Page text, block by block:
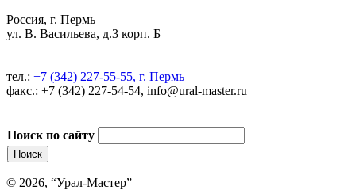
Россия, г. Пермь
ул. В. Васильева, д.3 корп. Б
тел.: +7 (342) 227-55-55, г. Пермь
факс.: +7 (342) 227-54-54, info@ural-master.ru
Поиск по сайту
© 2026, “Урал-Мастер”